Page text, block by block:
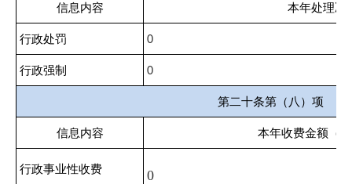
信息内容 本年处理决
行政处罚 0
行政强制 0
第二十条第（八）项
信息内容 本年收费金额（
行政事业性收费 0